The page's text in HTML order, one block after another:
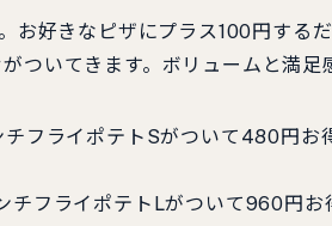
お好きなピザにプラス100円する
ついてきます。ボリュームと満足
チフライポテトSがついて480円お
チフライポテトLがついて960円お